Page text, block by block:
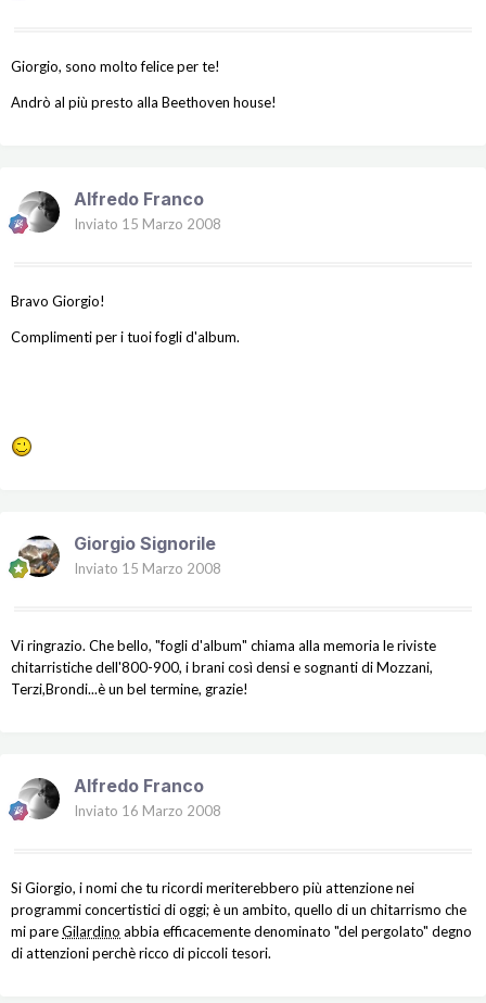
Giorgio, sono molto felice per te!
Andrò al più presto alla Beethoven house!
Alfredo Franco
Inviato 15 Marzo 2008
Bravo Giorgio!
Complimenti per i tuoi fogli d'album.
Giorgio Signorile
Inviato 15 Marzo 2008
Vi ringrazio. Che bello, "fogli d'album" chiama alla memoria le riviste
chitarristiche dell'800-900, i brani così densi e sognanti di Mozzani,
Terzi,Brondi...è un bel termine, grazie!
Alfredo Franco
Inviato 16 Marzo 2008
Si Giorgio, i nomi che tu ricordi meriterebbero più attenzione nei
programmi concertistici di oggi; è un ambito, quello di un chitarrismo che
mi pareGilardino abbia efficacemente denominato "del pergolato" degno
di attenzioni perchè ricco di piccoli tesori.